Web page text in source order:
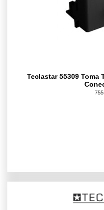
Teclastar 55309 Toma